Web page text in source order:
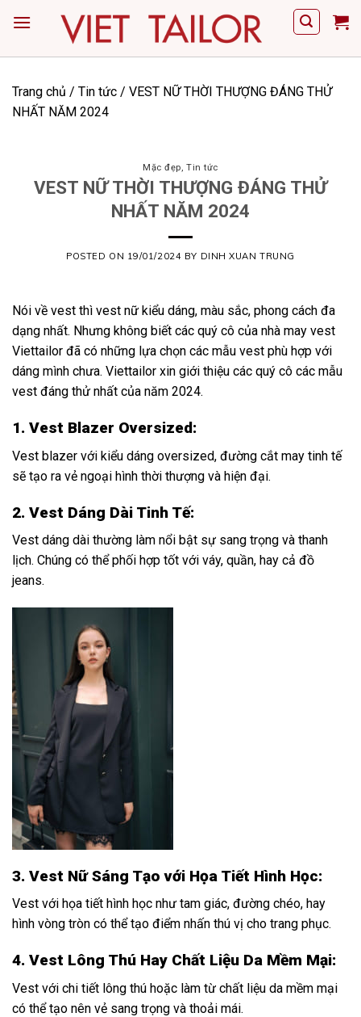
Trang chủ / Tin tức / VEST NỮ THỜI THƯỢNG ĐÁNG THỬ
NHẤT NĂM 2024
Mặc đẹp,Tin tức
VEST NỮ THỜI THƯỢNG ĐÁNG THỬ
NHẤT NĂM 2024
POSTED ON 19/01/2024 BY DINH XUAN TRUNG
Nói về vest thì vest nữ kiểu dáng, màu sắc, phong cách đa
dạng nhất. Nhưng không biết các quý cô của nhà may vest
Viettailor đã có những lựa chọn các mẫu vest phù hợp với
dáng mình chưa. Viettailor xin giới thiệu các quý cô các mẫu
vest đáng thử nhất của năm 2024.
1. Vest Blazer Oversized:
Vest blazer với kiểu dáng oversized, đường cắt may tinh tế
sẽ tạo ra vẻ ngoại hình thời thượng và hiện đại.
2. Vest Dáng Dài Tinh Tế:
Vest dáng dài thường làm nổi bật sự sang trọng và thanh
lịch. Chúng có thể phối hợp tốt với váy, quần, hay cả đồ
jeans.
3. Vest Nữ Sáng Tạo với Họa Tiết Hình Học:
Vest với họa tiết hình học như tam giác, đường chéo, hay
hình vòng tròn có thể tạo điểm nhấn thú vị cho trang phục.
4. Vest Lông Thú Hay Chất Liệu Da Mềm Mại:
Vest với chi tiết lông thú hoặc làm từ chất liệu da mềm mại
có thể tạo nên vẻ sang trọng và thoải mái.